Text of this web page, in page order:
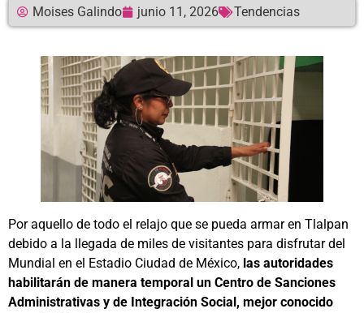
Moises Galindo junio 11, 2026 Tendencias
Por aquello de todo el relajo que se pueda armar en Tlalpan
debido a la llegada de miles de visitantes para disfrutar del
Mundial en el Estadio Ciudad de México, las autoridades
habilitarán de manera temporal un Centro de Sanciones
Administrativas y de Integración Social, mejor conocido